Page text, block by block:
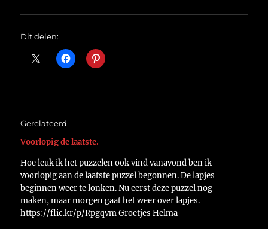
Dit delen:
Gerelateerd
Voorlopig de laatste.
Hoe leuk ik het puzzelen ook vind vanavond ben ik
voorlopig aan de laatste puzzel begonnen. De lapjes
beginnen weer te lonken. Nu eerst deze puzzel nog
maken, maar morgen gaat het weer over lapjes.
https://flic.kr/p/Rpgqvm Groetjes Helma